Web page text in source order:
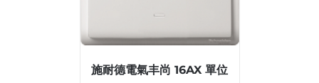
施耐德電氣丰尚 16AX 單位